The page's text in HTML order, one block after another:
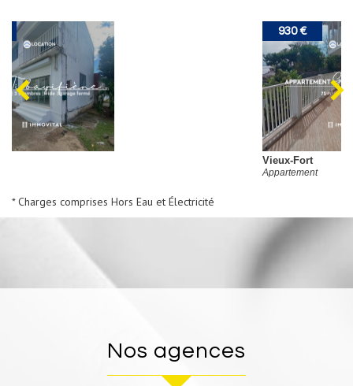
* Charges comprises Hors Eau et Électricité
nos agences